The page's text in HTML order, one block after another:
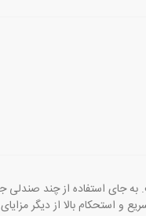
جای استفاده از چند صندلی
و استحکام بالا از دیگر